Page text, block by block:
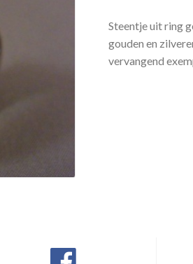
Steentje uit ring
gouden en
vervangend